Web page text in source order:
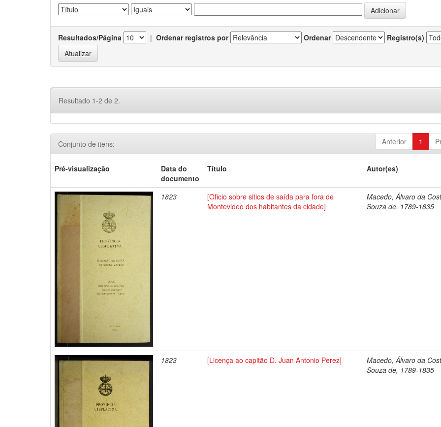
Resultados/Página | Ordenar registros por Ordenar Registro(s)
Resultado 1-2 de 2.
Anterior 1
Conjunto de itens:
Pré-visualização
Data do
documento
Título Autor(es)
1823
[Oficio sobre sitios de saída para fora de
Montevideo dos habitantes da cidade]
Macedo, Álvaro da
Souza de, 1789-1835
1823 [Licença ao capitão D. Juan Antonio Perez]
Macedo, Álvaro da
Souza de, 1789-1835